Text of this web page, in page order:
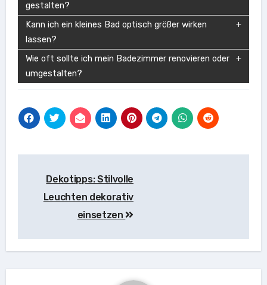
gestalten?
Kann ich ein kleines Bad optisch größer wirken
lassen?
Wie oft sollte ich mein Badezimmer renovieren oder
umgestalten?
Dekotipps: Stilvolle
Leuchten dekorativ
einsetzen